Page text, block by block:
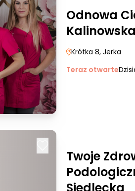
Odnowa
Kalinowska
Krótka 8, Jerka
Teraz otwarte
Twoje